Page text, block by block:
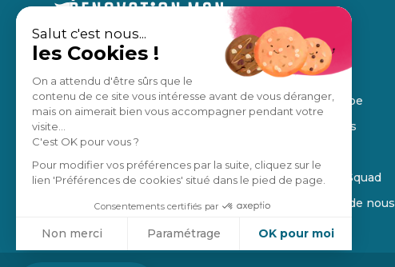
Salut c'est nous...
les Cookies !
On a attendu d'être sûrs que le
contenu de ce site vous intéresse avant de vous déranger,
mais on aimerait bien vous accompagner pendant votre
visite...
C'est OK pour vous ?
Pour modifier vos préférences par la suite, cliquez sur le
lien 'Préférences de cookies' situé dans le pied de page.
Consentements certifiés par
Non merci Paramétrage OK pour moi
Un accompagnement sur mesure,
pour des travaux en toute sérénité.
Estimation gratuite
À propos
Nos avis
Notre équipe
Nos régions
Blog de la Squad
Ils parlent de nous